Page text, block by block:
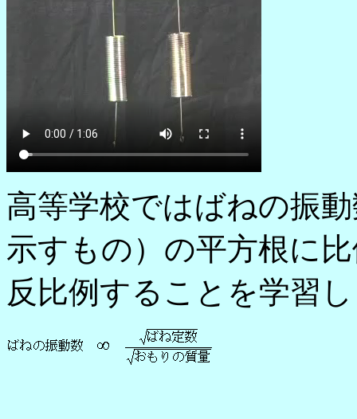
高等学校ではばねの振
示すもの）の平方根に
反比例することを学習